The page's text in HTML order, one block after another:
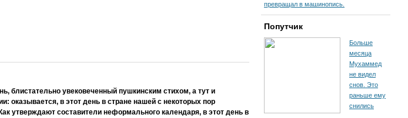
блистательно увековеченный пушкинским стихом, а тут и
оказывается, в этот день в стране нашей с некоторых пор
утверждают составители неформального календаря, в этот день в
превращал в машинопись.
Попутчик
Больше
месяца
Мухаммед
не видел
снов. Это
раньше ему
снились